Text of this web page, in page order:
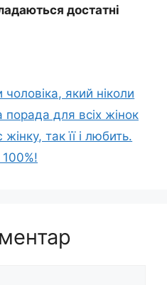
достатні
чоловіка, який ніколи
порада для всіх жінок
так її і любить.